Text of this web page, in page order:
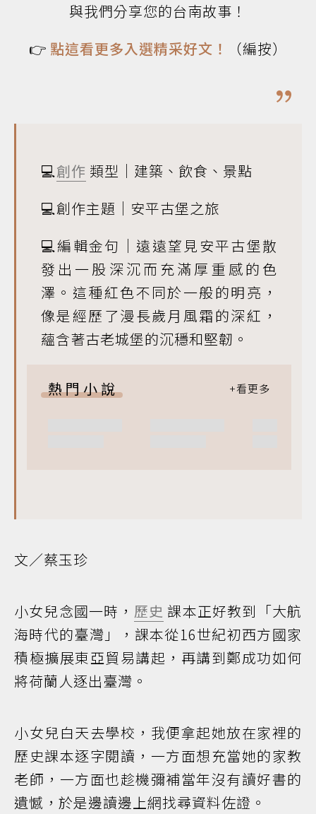
與我們分享您的台南故事！
👉 點這看更多入選精采好文！ （編按）
💻創作 類型｜建築、飲食、景點
💻創作主題｜安平古堡之旅
💻編輯金句｜遠遠望見安平古堡散
發出一股深沉而充滿厚重感的色
澤。這種紅色不同於一般的明亮，
像是經歷了漫長歲月風霜的深紅，
蘊含著古老城堡的沉穩和堅韌。
熱門小說
文／蔡玉珍
小女兒念國一時， 歷史 課本正好教到「大航
海時代的臺灣」，課本從16世紀初西方國家
積極擴展東亞貿易講起，再講到鄭成功如何
將荷蘭人逐出臺灣。
小女兒白天去學校，我便拿起她放在家裡的
歷史課本逐字閱讀，一方面想充當她的家教
老師，一方面也趁機彌補當年沒有讀好書的
遺憾，於是邊讀邊上網找尋資料佐證。